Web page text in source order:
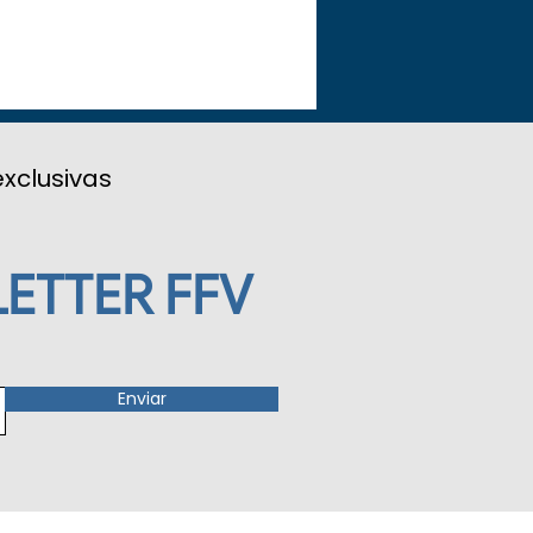
FFV
Enviar